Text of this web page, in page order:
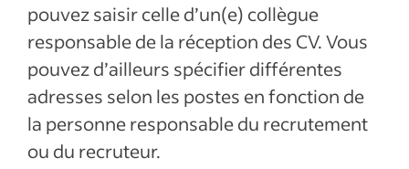
pouvez saisir celle d’un(e) collègue
responsable de la réception des CV. Vous
pouvez d’ailleurs spécifier différentes
adresses selon les postes en fonction de
la personne responsable du recrutement
ou du recruteur.